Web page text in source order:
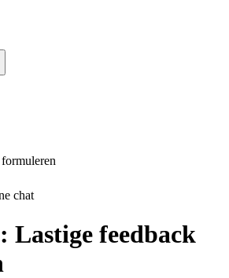
chat
Lastige feedback